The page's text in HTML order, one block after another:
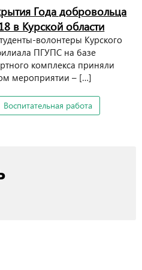
Года добровольца
в Курской области
волонтеры Курского
ПГУПС на базе
комплекса приняли
мероприятии – […]
Воспитательная работа